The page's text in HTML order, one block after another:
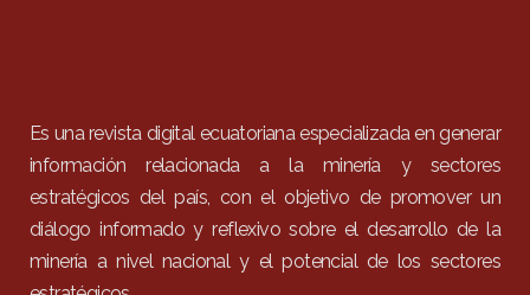
Es una revista digital ecuatoriana especializada en generar
información relacionada a la minería y sectores
estratégicos del país, con el objetivo de promover un
diálogo informado y reflexivo sobre el desarrollo de la
minería a nivel nacional y el potencial de los sectores